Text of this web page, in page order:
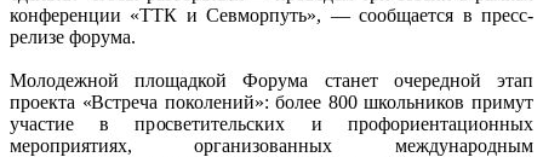
конференции «ТТК и Севморпуть», — сообщается в пресс-
релизе форума.
Молодежной площадкой Форума станет очередной этап
проекта «Встреча поколений»: более 800 школьников примут
участие в просветительских и профориентационных
мероприятиях, организованных международным